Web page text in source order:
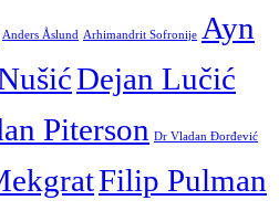
Anders Åslund Arhimandrit Sofronije Ayn
Dejan Lučić
Piterson Dr Vladan Đorđević
Filip Pulman